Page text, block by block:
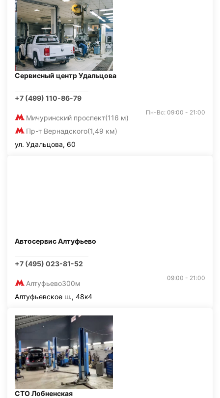
Сервисный центр Удальцова
+7 (499) 110-86-79
Мичуринский проспект(116 м)
Пр-т Вернадского(1,49 км)
Пн-Вс: 09:00 - 21:00
ул. Удальцова, 60
Автосервис Алтуфьево
+7 (495) 023-81-52
Алтуфьево300м
09:00 - 21:00
Алтуфьевское ш., 48к4
СТО Лобненская